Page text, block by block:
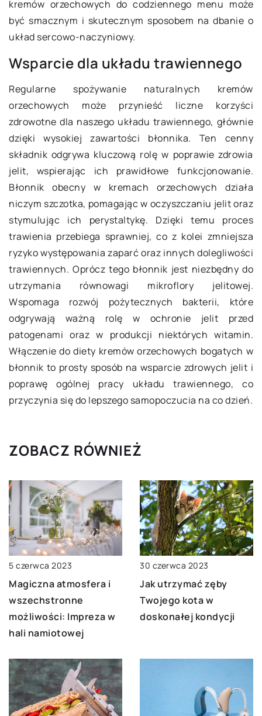
kremów orzechowych do codziennego menu może
być smacznym i skutecznym sposobem na dbanie o
układ sercowo-naczyniowy.
Wsparcie dla układu trawiennego
Regularne spożywanie naturalnych kremów
orzechowych może przynieść liczne korzyści
zdrowotne dla naszego układu trawiennego, głównie
dzięki wysokiej zawartości błonnika. Ten cenny
składnik odgrywa kluczową rolę w poprawie zdrowia
jelit, wspierając ich prawidłowe funkcjonowanie.
Błonnik obecny w kremach orzechowych działa
niczym szczotka, pomagając w oczyszczaniu jelit oraz
stymulując ich perystaltykę. Dzięki temu proces
trawienia przebiega sprawniej, co z kolei zmniejsza
ryzyko występowania zaparć oraz innych dolegliwości
trawiennych. Oprócz tego błonnik jest niezbędny do
utrzymania równowagi mikroflory jelitowej.
Wspomaga rozwój pożytecznych bakterii, które
odgrywają ważną rolę w ochronie jelit przed
patogenami oraz w produkcji niektórych witamin.
Włączenie do diety kremów orzechowych bogatych w
błonnik to prosty sposób na wsparcie zdrowych jelit i
poprawę ogólnej pracy układu trawiennego, co
przyczynia się do lepszego samopoczucia na co dzień.
ZOBACZ RÓWNIEŻ
5 czerwca 2023
Magiczna atmosfera i
wszechstronne
możliwości: Impreza w
hali namiotowej
30 czerwca 2023
Jak utrzymać zęby
Twojego kota w
doskonałej kondycji